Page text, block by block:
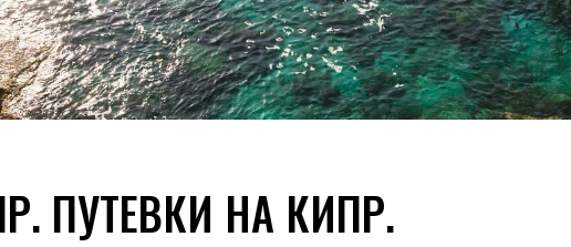
ПУТЕВКИ НА КИПР.